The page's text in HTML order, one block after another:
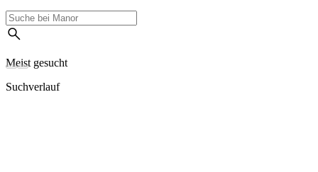
Meist gesucht
Suchverlauf